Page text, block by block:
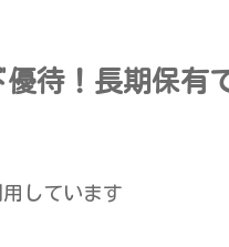
待！長期保有
しています